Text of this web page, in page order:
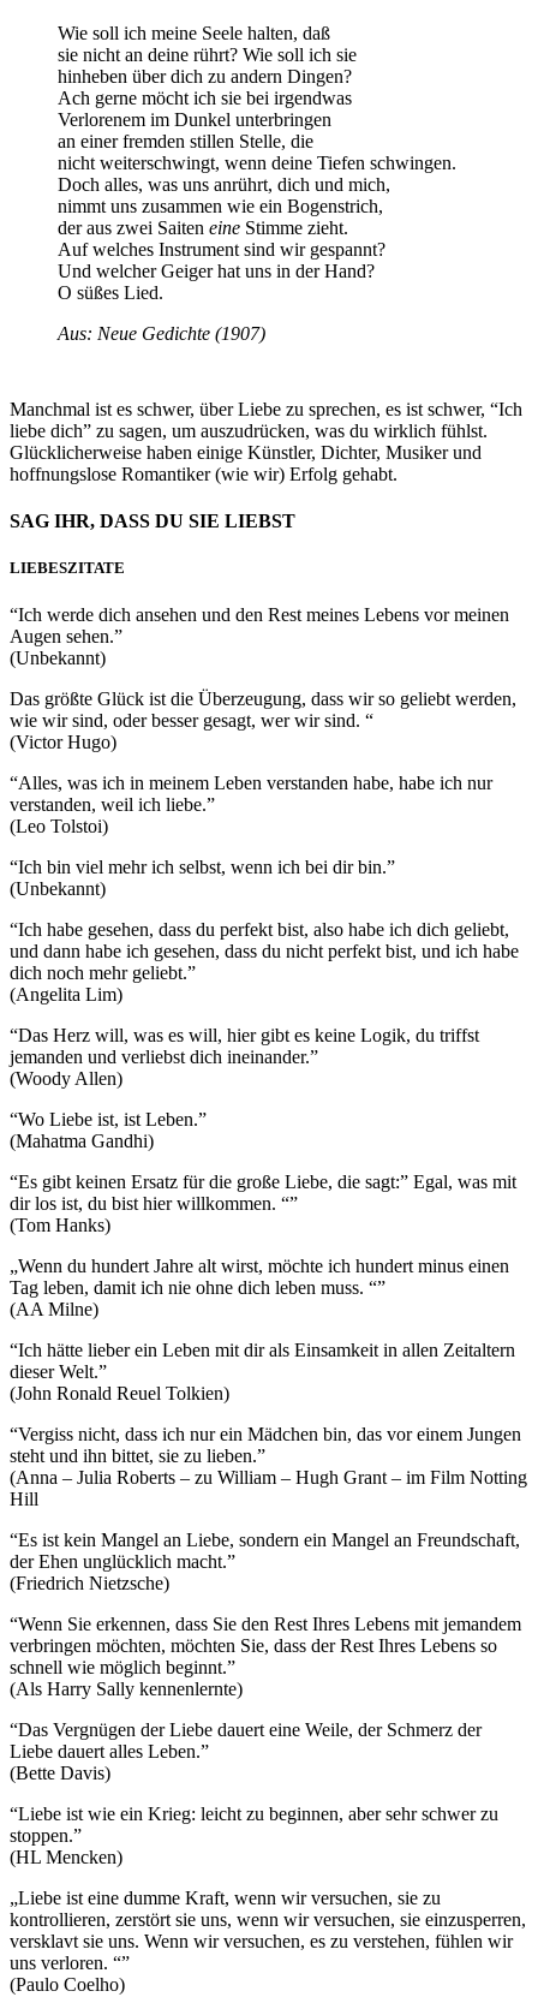
Wie soll ich meine Seele halten, daß
sie nicht an deine rührt? Wie soll ich sie
hinheben über dich zu andern Dingen?
Ach gerne möcht ich sie bei irgendwas
Verlorenem im Dunkel unterbringen
an einer fremden stillen Stelle, die
nicht weiterschwingt, wenn deine Tiefen schwingen.
Doch alles, was uns anrührt, dich und mich,
nimmt uns zusammen wie ein Bogenstrich,
der aus zwei Saiten eine Stimme zieht.
Auf welches Instrument sind wir gespannt?
Und welcher Geiger hat uns in der Hand?
O süßes Lied.
Aus: Neue Gedichte (1907)
Manchmal ist es schwer, über Liebe zu sprechen, es ist schwer, “Ich
liebe dich” zu sagen, um auszudrücken, was du wirklich fühlst.
Glücklicherweise haben einige Künstler, Dichter, Musiker und
hoffnungslose Romantiker (wie wir) Erfolg gehabt.
SAG IHR, DASS DU SIE LIEBST
LIEBESZITATE
“Ich werde dich ansehen und den Rest meines Lebens vor meinen
Augen sehen.”
(Unbekannt)
Das größte Glück ist die Überzeugung, dass wir so geliebt werden,
wie wir sind, oder besser gesagt, wer wir sind. “
(Victor Hugo)
“Alles, was ich in meinem Leben verstanden habe, habe ich nur
verstanden, weil ich liebe.”
(Leo Tolstoi)
“Ich bin viel mehr ich selbst, wenn ich bei dir bin.”
(Unbekannt)
“Ich habe gesehen, dass du perfekt bist, also habe ich dich geliebt,
und dann habe ich gesehen, dass du nicht perfekt bist, und ich habe
dich noch mehr geliebt.”
(Angelita Lim)
“Das Herz will, was es will, hier gibt es keine Logik, du triffst
jemanden und verliebst dich ineinander.”
(Woody Allen)
“Wo Liebe ist, ist Leben.”
(Mahatma Gandhi)
“Es gibt keinen Ersatz für die große Liebe, die sagt:” Egal, was mit
dir los ist, du bist hier willkommen. “”
(Tom Hanks)
„Wenn du hundert Jahre alt wirst, möchte ich hundert minus einen
Tag leben, damit ich nie ohne dich leben muss. “”
(AA Milne)
“Ich hätte lieber ein Leben mit dir als Einsamkeit in allen Zeitaltern
dieser Welt.”
(John Ronald Reuel Tolkien)
“Vergiss nicht, dass ich nur ein Mädchen bin, das vor einem Jungen
steht und ihn bittet, sie zu lieben.”
(Anna – Julia Roberts – zu William – Hugh Grant – im Film Notting
Hill
“Es ist kein Mangel an Liebe, sondern ein Mangel an Freundschaft,
der Ehen unglücklich macht.”
(Friedrich Nietzsche)
“Wenn Sie erkennen, dass Sie den Rest Ihres Lebens mit jemandem
verbringen möchten, möchten Sie, dass der Rest Ihres Lebens so
schnell wie möglich beginnt.”
(Als Harry Sally kennenlernte)
“Das Vergnügen der Liebe dauert eine Weile, der Schmerz der
Liebe dauert alles Leben.”
(Bette Davis)
“Liebe ist wie ein Krieg: leicht zu beginnen, aber sehr schwer zu
stoppen.”
(HL Mencken)
„Liebe ist eine dumme Kraft, wenn wir versuchen, sie zu
kontrollieren, zerstört sie uns, wenn wir versuchen, sie einzusperren,
versklavt sie uns. Wenn wir versuchen, es zu verstehen, fühlen wir
uns verloren. “”
(Paulo Coelho)